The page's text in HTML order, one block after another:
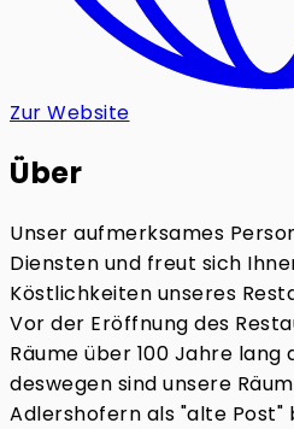
Zur Website
Über
Unser aufmerksames
Diensten und freut sich
Köstlichkeiten unseres
Vor der Eröffnung des
Räume über 100 Jahre
deswegen sind unsere
Adlershofern als "alte Post"